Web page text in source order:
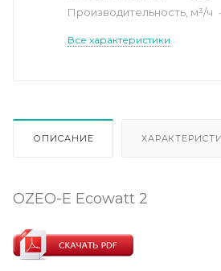
Производительность, м³/ч
Все характеристики
ОПИСАНИЕ
OZEO-E Ecowatt 2